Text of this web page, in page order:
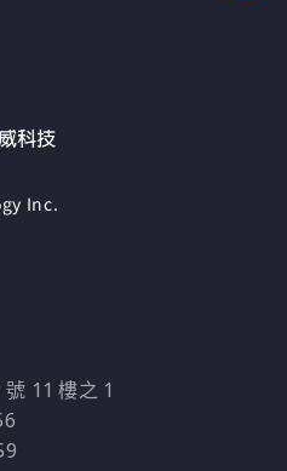
Inc.
11 樓之 1